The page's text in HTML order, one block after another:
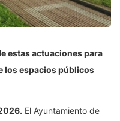
estas actuaciones para
los espacios públicos
El Ayuntamiento de